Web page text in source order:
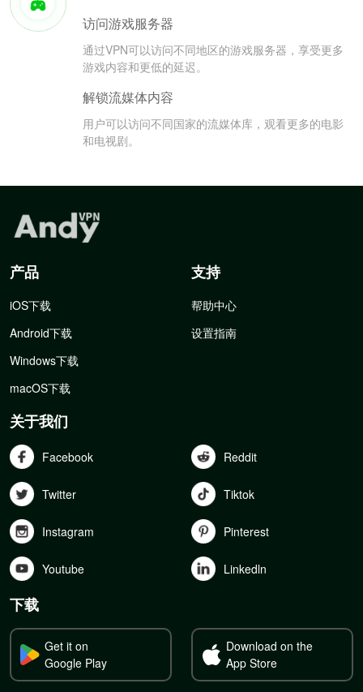
访问游戏服务器
通过VPN可以访问不同地区的游戏服务器，享受更多
游戏内容和更低的延迟。
解锁流媒体内容
用户可以访问不同国家的流媒体库，观看更多的电影
和电视剧。
产品
iOS下载
Android下载
Windows下载
macOS下载
支持
帮助中心
设置指南
关于我们
Facebook Reddit
Twitter Tiktok
Instagram Pinterest
Youtube Linkedln
下载
Get it on
Google Play
Download on the
App Store